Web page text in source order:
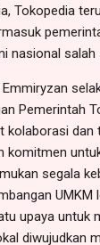
Tokopedia
nasional salah
Pemerintah
kolaborasi
komitmen
segala
upaya untuk
diwujudkan